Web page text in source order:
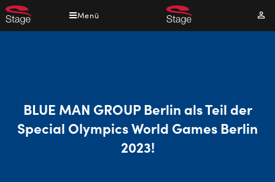
Direkt
zum
Menü
BLUE MAN GROUP Berlin als Teil der
Special Olympics World Games Berlin
2023!